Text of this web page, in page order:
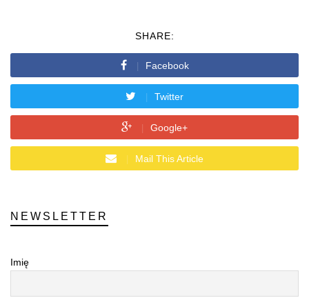
SHARE:
Facebook
Twitter
Google+
Mail This Article
NEWSLETTER
Imię